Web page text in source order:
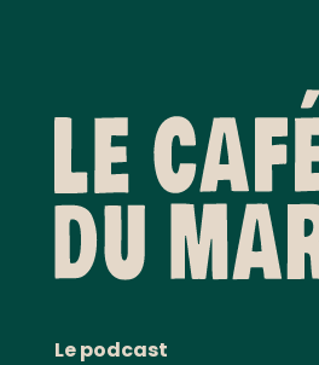
Le podcast